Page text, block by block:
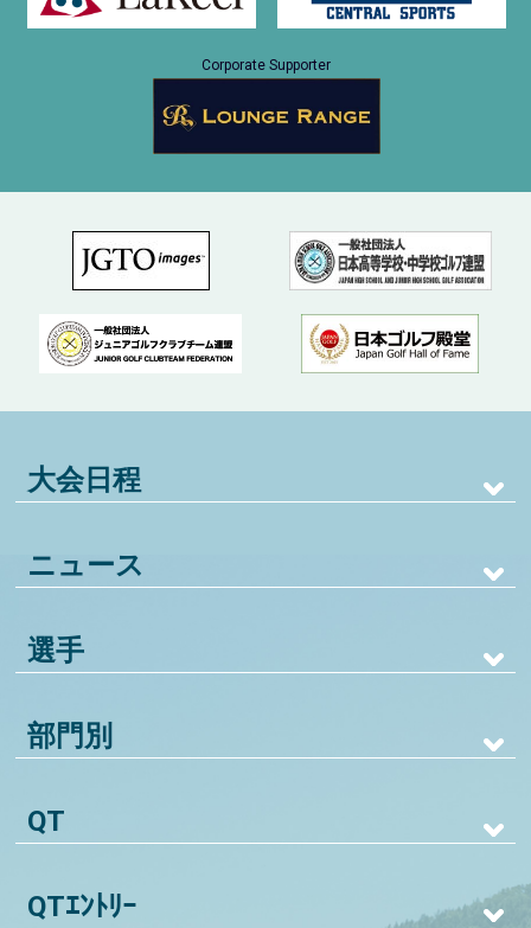
Corporate Supporter
大会日程
ニュース
選手
部門別
QT
QTｴﾝﾄﾘｰ